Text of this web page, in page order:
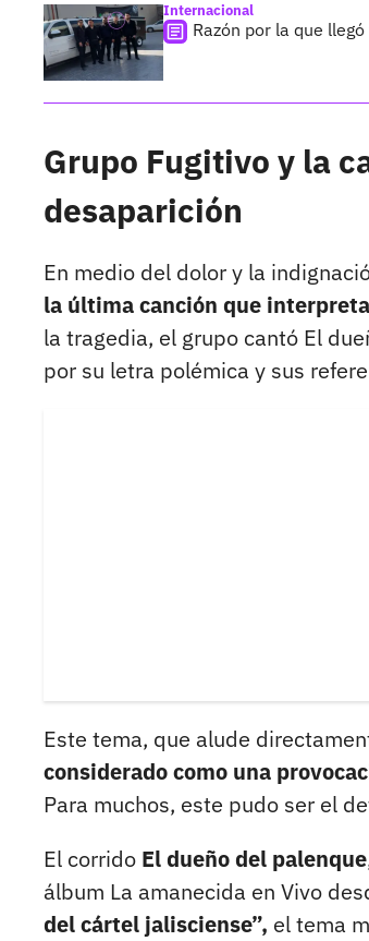
Internacional
Razón por la que
Grupo Fugitivo y la
desaparición
En medio del dolor y la
la última canción que
la tragedia, el grupo cantó El
por su letra polémica y sus
Este tema, que alude
considerado como una
Para muchos, este pudo ser el
El corrido El dueño del palenque
álbum La amanecida en Vivo
del cártel jalisciense”, el tema